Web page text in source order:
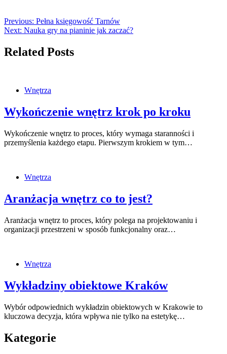
Previous: Pełna księgowość Tarnów
Next: Nauka gry na pianinie jak zaczać?
Related Posts
Wnętrza
Wykończenie wnętrz krok po kroku
Wykończenie wnętrz to proces, który wymaga staranności i
przemyślenia każdego etapu. Pierwszym krokiem w tym…
Wnętrza
Aranżacja wnętrz co to jest?
Aranżacja wnętrz to proces, który polega na projektowaniu i
organizacji przestrzeni w sposób funkcjonalny oraz…
Wnętrza
Wykładziny obiektowe Kraków
Wybór odpowiednich wykładzin obiektowych w Krakowie to
kluczowa decyzja, która wpływa nie tylko na estetykę…
Kategorie